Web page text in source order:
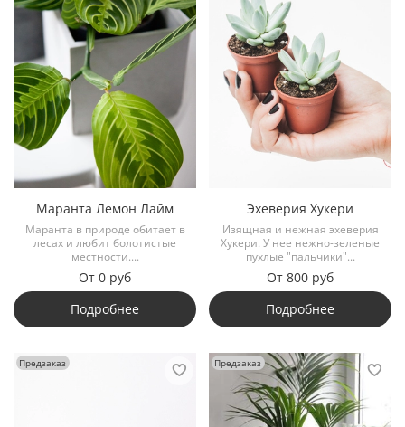
Маранта Лемон Лайм
Маранта в природе обитает в
лесах и любит болотистые
местности....
От 0 руб
Подробнее
Эхеверия Хукери
Изящная и нежная эхеверия
Хукери. У нее нежно-зеленые
пухлые "пальчики"...
От 800 руб
Подробнее
Предзаказ Предзаказ